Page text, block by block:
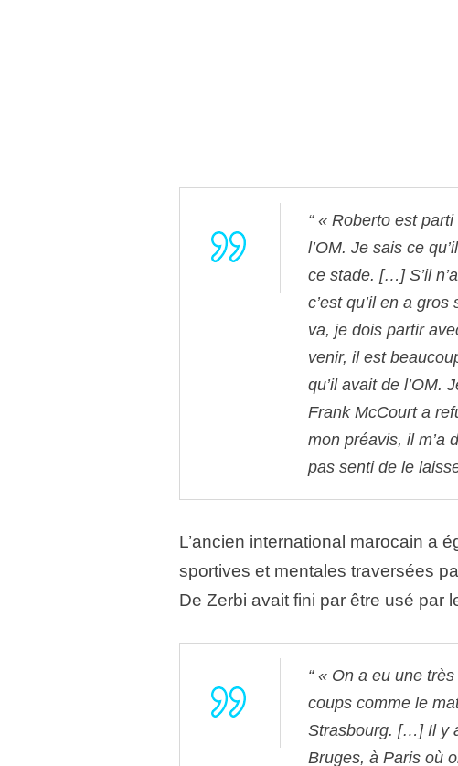
« Roberto est parti
l’OM. Je sais ce
ce stade. […] S’il
c’est qu’il en a
va, je dois partir
venir, il est
qu’il avait de l’OM.
Frank McCourt a
mon préavis, il m’a
pas senti de le
L’ancien international marocain a
sportives et mentales traversées
De Zerbi avait fini par être usé par
« On a eu une
coups comme le
Strasbourg. […] Il y
Bruges, à Paris où